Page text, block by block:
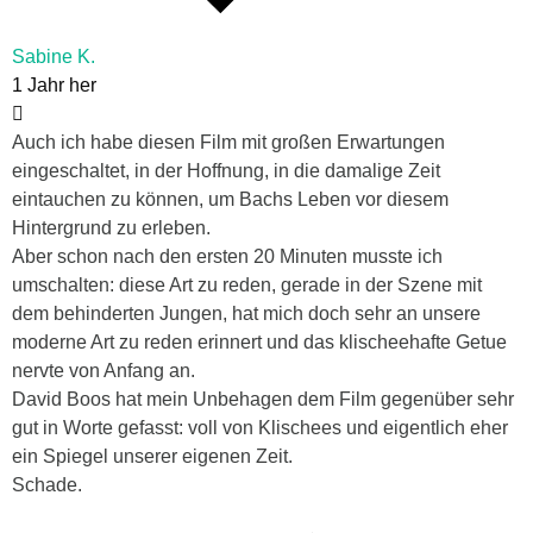
Sabine K.
1 Jahr her
Auch ich habe diesen Film mit großen Erwartungen
eingeschaltet, in der Hoffnung, in die damalige Zeit
eintauchen zu können, um Bachs Leben vor diesem
Hintergrund zu erleben.
Aber schon nach den ersten 20 Minuten musste ich
umschalten: diese Art zu reden, gerade in der Szene mit
dem behinderten Jungen, hat mich doch sehr an unsere
moderne Art zu reden erinnert und das klischeehafte Getue
nervte von Anfang an.
David Boos hat mein Unbehagen dem Film gegenüber sehr
gut in Worte gefasst: voll von Klischees und eigentlich eher
ein Spiegel unserer eigenen Zeit.
Schade.